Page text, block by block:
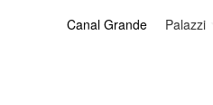
Canal Grande Palazzi